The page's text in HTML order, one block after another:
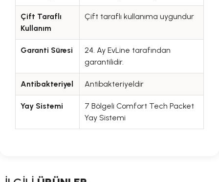
Çift Taraflı
Kullanım
Çift taraflı kullanıma uygundur
Garanti Süresi
24. Ay EvLine tarafından
garantilidir.
Antibakteriyel Antibakteriyeldir
Yay Sistemi
7 Bölgeli Comfort Tech Packet
Yay Sistemi